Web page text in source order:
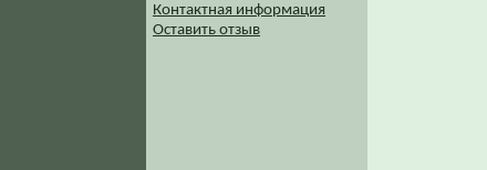
Контактная информация
Оставить отзыв